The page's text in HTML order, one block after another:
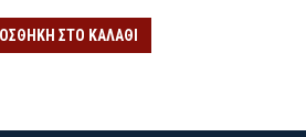
ΣΤΟ ΚΑΛΆΘΙ